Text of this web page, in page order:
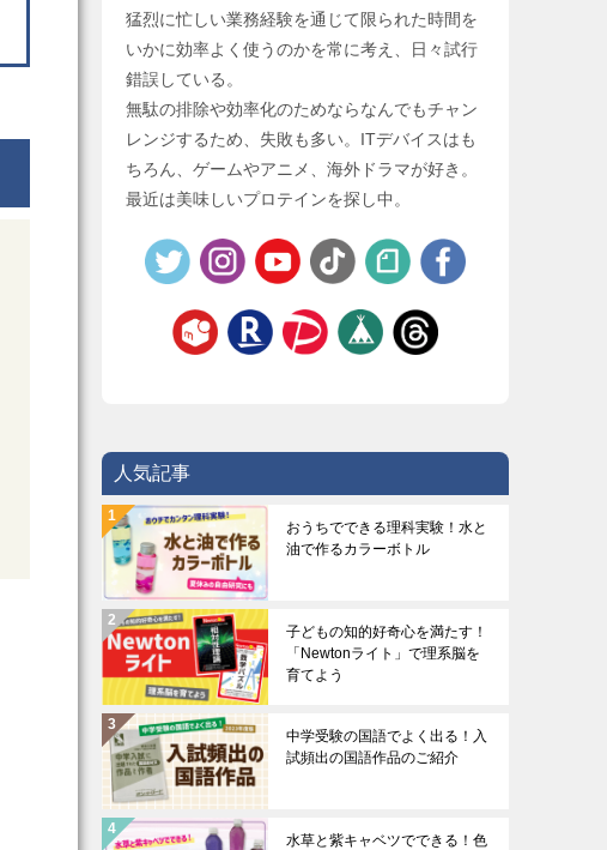
猛烈に忙しい業務経験を通じて限られた時間を
いかに効率よく使うのかを常に考え、日々試行
錯誤している。
無駄の排除や効率化のためならなんでもチャン
レンジするため、失敗も多い。ITデバイスはも
ちろん、ゲームやアニメ、海外ドラマが好き。
最近は美味しいプロテインを探し中。
人気記事
おうちでできる理科実験！水と
油で作るカラーボトル
子どもの知的好奇心を満たす！
「Newtonライト」で理系脳を
育てよう
中学受験の国語でよく出る！入
試頻出の国語作品のご紹介
水草と紫キャベツでできる！色